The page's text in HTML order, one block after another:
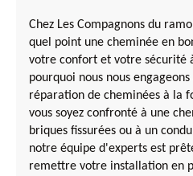
Chez Les Compagnons du
quel point une cheminée en
votre confort et votre sécurité
pourquoi nous nous
réparation de cheminées à la
vous soyez confronté à une
briques fissurées ou à un
notre équipe d'experts est
remettre votre installation en